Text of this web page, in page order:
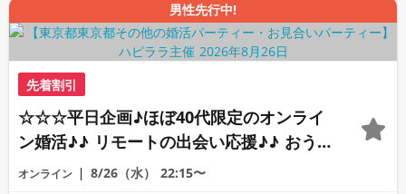
男性先行中!
先着割引
☆☆☆平日企画♪ほぼ40代限定のオンライ
ン婚活♪♪ リモートの出会い応援♪♪ おう
ちで乾杯しませんか♪♪ ☆全国の方が対象
オンライン 8/26（水） 22:15〜